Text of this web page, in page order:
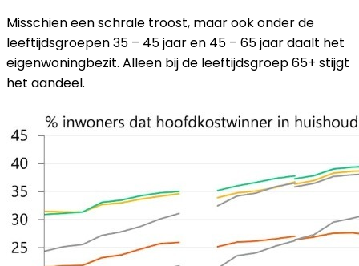
Misschien een schrale troost, maar ook onder de
leeftijdsgroepen 35 – 45 jaar en 45 – 65 jaar daalt het
eigenwoningbezit. Alleen bij de leeftijdsgroep 65+ stijgt
het aandeel.